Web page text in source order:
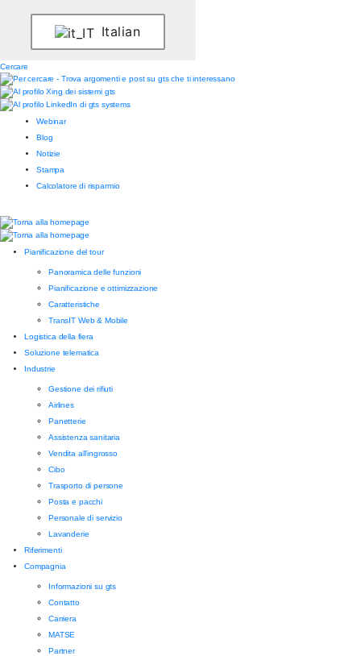
Italian
Cercare
Webinar
Blog
Notizie
Stampa
Calcolatore di risparmio
Pianificazione del tour
Panoramica delle funzioni
Pianificazione e ottimizzazione
Caratteristiche
TransIT Web & Mobile
Logistica della fiera
Soluzione telematica
Industrie
Gestione dei rifiuti
Airlines
Panetterie
Assistenza sanitaria
Vendita all'ingrosso
Cibo
Trasporto di persone
Posta e pacchi
Personale di servizio
Lavanderie
Riferimenti
Compagnia
Informazioni su gts
Contatto
Carriera
MATSE
Partner